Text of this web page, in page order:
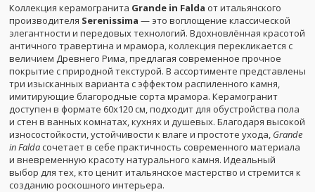
Коллекция керамогранита Grande in Falda от итальянского
производителя Serenissima — это воплощение классической
элегантности и передовых технологий. Вдохновлённая красотой
античного травертина и мрамора, коллекция перекликается с
величием Древнего Рима, предлагая современное прочное
покрытие с природной текстурой. В ассортименте представлены
три изысканных варианта с эффектом распиленного камня,
имитирующие благородные сорта мрамора. Керамогранит
доступен в формате 60x120 см, подходит для обустройства пола
и стен в ванных комнатах, кухнях и душевых. Благодаря высокой
износостойкости, устойчивости к влаге и простоте ухода, Grande
in Faldaсочетает в себе практичность современного материала
и вневременную красоту натурального камня. Идеальный
выбор для тех, кто ценит итальянское мастерство и стремится к
созданию роскошного интерьера.